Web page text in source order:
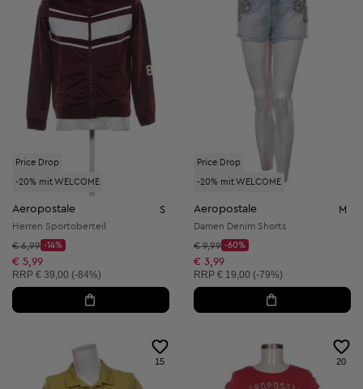
Price Drop
-20% mit WELCOME
Aeropostale S
Herren Sportoberteil
Startpreis:
€ 6,99
Discount Price:
-14%
Reduzierter Preis:
€ 5,99
Unverbindliche Preisempfehlung:
RRP € 39,00 (-84%)
Price Drop
-20% mit WELCOME
Aeropostale M
Damen Denim Shorts
Startpreis:
€ 9,99
Discount Price:
-60%
Reduzierter Preis:
€ 3,99
Unverbindliche Preisempfehlung:
RRP € 19,00 (-79%)
15 20